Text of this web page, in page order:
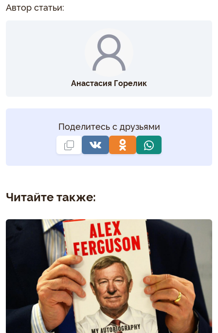
Автор статьи:
Анастасия Горелик
Поделитесь с друзьями
Читайте также: